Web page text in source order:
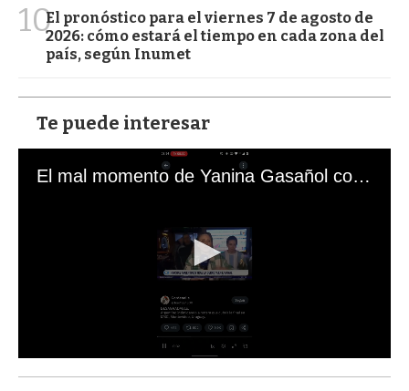
10El pronóstico para el viernes 7 de agosto de
2026: cómo estará el tiempo en cada zona del
país, según Inumet
Te puede interesar
El mal momento de Yanina Gasañol con un hincha argentino en "Subrayado"
s